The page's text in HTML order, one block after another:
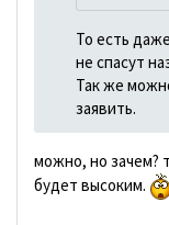
То есть
не спасут
Так же
заявить.
можно, но зачем?
будет высоким.